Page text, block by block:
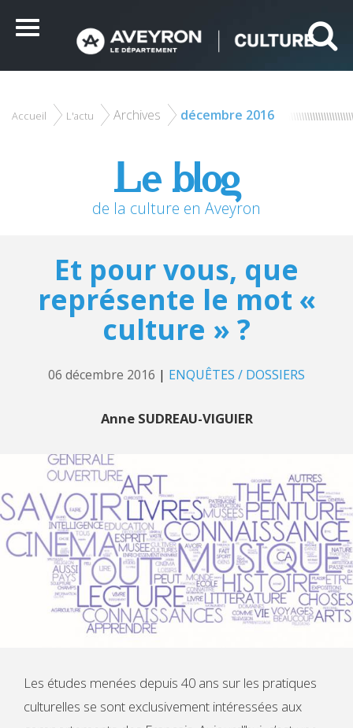
Menu
Accueil L'actu Archives décembre 2016
Le blog
de la culture en Aveyron
Et pour vous, que
représente le mot «
culture » ?
06 décembre 2016 | ENQUÊTES / DOSSIERS
Anne SUDREAU-VIGUIER
Les études menées depuis 40 ans sur les pratiques
culturelles se sont exclusivement intéressées aux
ceux que vous souhaitez activer
Tout accepter Tout refuser Personnaliser